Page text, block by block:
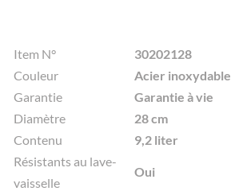
Item N°
30202128
Couleur
Acier inoxydable
Garantie
Garantie à vie
Diamètre
28 cm
Contenu
9,2 liter
Résistants au lave-
vaisselle
Oui